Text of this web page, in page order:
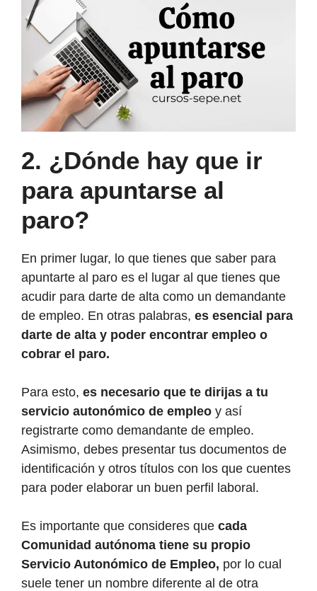
2. ¿Dónde hay que ir
para apuntarse al
paro?
En primer lugar, lo que tienes que saber para
apuntarte al paro es el lugar al que tienes que
acudir para darte de alta como un demandante
de empleo. En otras palabras, es esencial para
darte de alta y poder encontrar empleo o
cobrar el paro.
Para esto, es necesario que te dirijas a tu
servicio autonómico de empleo y así
registrarte como demandante de empleo.
Asimismo, debes presentar tus documentos de
identificación y otros títulos con los que cuentes
para poder elaborar un buen perfil laboral.
Es importante que consideres que cada
Comunidad autónoma tiene su propio
Servicio Autonómico de Empleo, por lo cual
suele tener un nombre diferente al de otra